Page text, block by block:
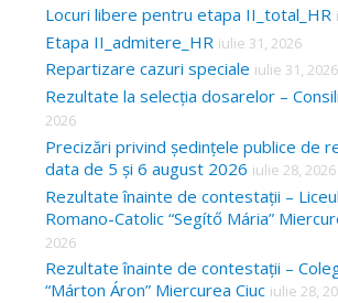
Locuri libere pentru etapa II_total_HR
Etapa II_admitere_HR iulie 31, 2026
Repartizare cazuri speciale iulie 31, 2026
Rezultate la selecția dosarelor –
2026
Precizări privind ședințele publice de
data de 5 și 6 august 2026 iulie 28, 2026
Rezultate înainte de contestații –
Romano-Catolic “Segítő Mária”
2026
Rezultate înainte de contestații –
“Márton Áron” Miercurea Ciuc iulie 28,